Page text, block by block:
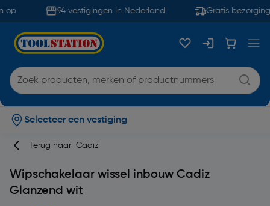
94 vestigingen in Nederland Gratis bezorging
Selecteer een vestiging
Terug naar Cadiz
Wipschakelaar wissel inbouw Cadiz
Glanzend wit